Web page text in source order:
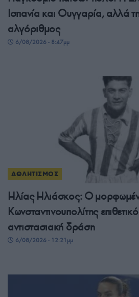
Ισπανία και Ουγγαρία, αλλά
αλγόριθμος
6/08/2026 - 8:47μμ
ΑΘΛΗΤΙΣΜΟΣ
Ηλίας Ηλιάσκος: Ο
Κωνσταντινουπολίτης
αντιστασιακή δράση
6/08/2026 - 12:21μμ